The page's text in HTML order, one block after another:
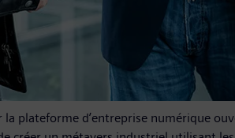
plateforme d’entreprise numérique